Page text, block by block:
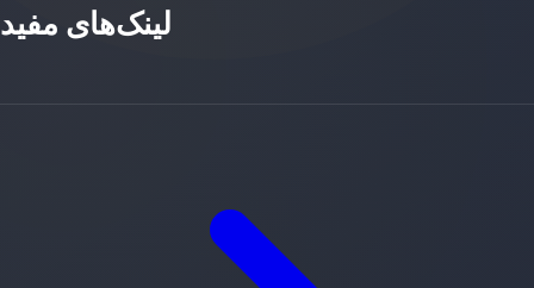
لینک‌های مفید